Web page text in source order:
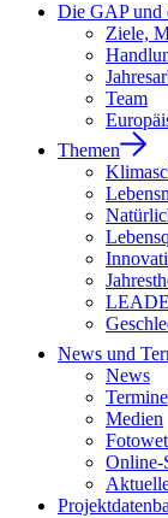
Die GAP und
Ziele,
Team
Themen
News und
News
Termine
Medien
Online-